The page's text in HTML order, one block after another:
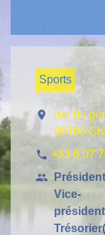
Sports
location_on
rue du
90700
phone +33 6 07
people
Vice-